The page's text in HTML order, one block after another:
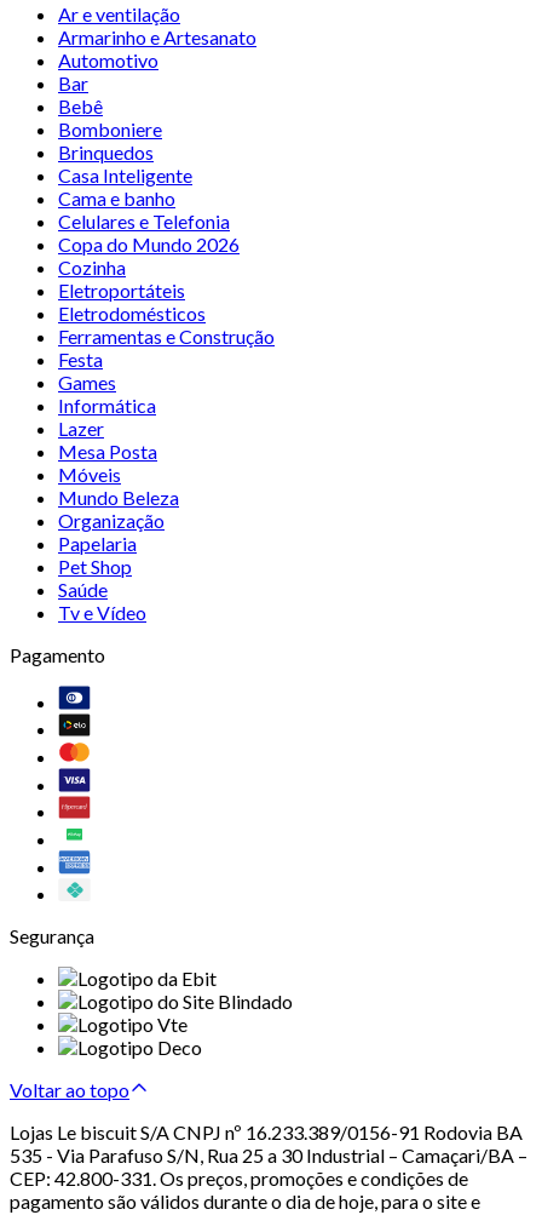
Ar e ventilação
Armarinho e Artesanato
Automotivo
Bar
Bebê
Bomboniere
Brinquedos
Casa Inteligente
Cama e banho
Celulares e Telefonia
Copa do Mundo 2026
Cozinha
Eletroportáteis
Eletrodomésticos
Ferramentas e Construção
Festa
Games
Informática
Lazer
Mesa Posta
Móveis
Mundo Beleza
Organização
Papelaria
Pet Shop
Saúde
Tv e Vídeo
Pagamento
Segurança
Voltar ao topo
Lojas Le biscuit S/A CNPJ nº 16.233.389/0156-91 Rodovia BA
535 - Via Parafuso S/N, Rua 25 a 30 Industrial – Camaçari/BA –
CEP: 42.800-331. Os preços, promoções e condições de
pagamento são válidos durante o dia de hoje, para o site e